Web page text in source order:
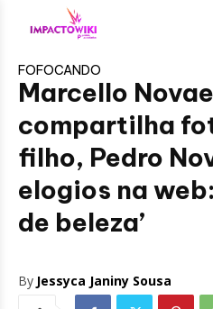
FOFOCANDO
Marcello
compartilha
filho, Pedro
elogios na
de beleza’
By Jessyca Janiny Sousa